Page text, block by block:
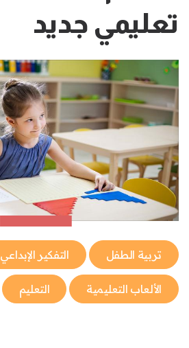
تعليمي جديد
تربية الطفل التفكير الإبداعي
الألعاب التعليمية التعليم